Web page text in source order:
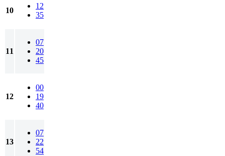
10
12
35
11
07
20
45
12
00
19
40
13
07
22
54